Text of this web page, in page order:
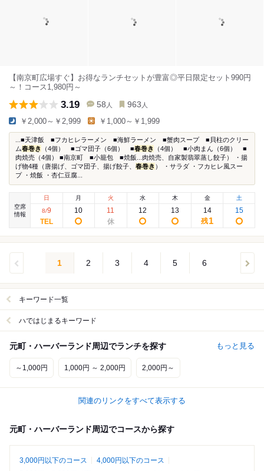
【南京町広場すぐ】お得なランチセットが豊富◎平日限定セット990円
～！コース1,980円～
3.19 58 人 963 人
￥2,000～￥2,999 ￥1,000～￥1,999
...■天津飯 ■フカヒレラーメン ■海鮮ラーメン ■蟹肉スープ ■貝柱のクリー
ム春巻き （4個） ■ゴマ団子（6個） ■春巻き
（4個） ■小肉まん（6個） ■
肉焼売（4個） ■南京町 ■小籠包 ■焼飯...肉焼売、自家製翡翠蒸し餃子） ・揚
げ物4種（唐揚げ、ゴマ団子、揚げ餃子、 春巻き ） ・サラダ ・フカヒレ風スー
プ ・焼飯 ・杏仁豆腐...
空席
情報
日
8/9
月
10
火
11
水
12
木
13
金
14
残1
土
15
1 2 3 4 5 6
キーワード一覧
ハではじまるキーワード
元町・ハーバーランド周辺でランチを探す もっと見る
～1,000円 1,000円 ～ 2,000円 2,000円～
関連のリンクをすべて表示する
元町・ハーバーランド周辺でコースから探す
3,000円以下のコース
4,000円以下のコース